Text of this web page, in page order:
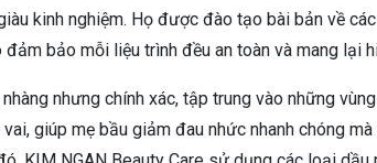
kinh nghiệm. Họ được đào tạo bài bản về
đảm bảo mỗi liệu trình đều an toàn và mang lại
nhưng chính xác, tập trung vào những
vai, giúp mẹ bầu giảm đau nhức nhanh chóng